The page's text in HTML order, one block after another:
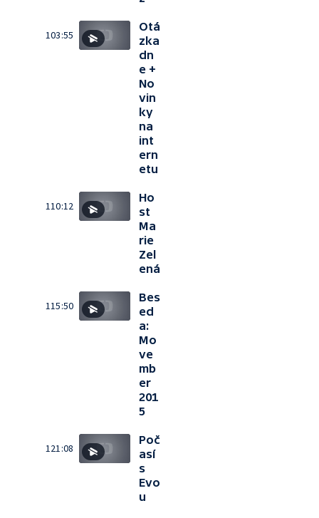
103:55
Otá
zka
dn
e +
No
vin
ky
na
int
ern
etu
110:12
Ho
st
Ma
rie
Zel
ená
115:50
Bes
ed
a:
Mo
ve
mb
er
201
5
121:08
Poč
así
s
Evo
u